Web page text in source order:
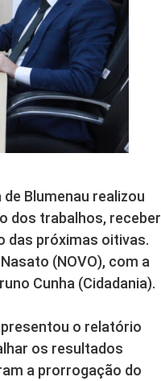
Blumenau realizou
dos trabalhos, receber
das próximas oitivas.
(NOVO), com a
Cunha (Cidadania).
o relatório
os resultados
a prorrogação do